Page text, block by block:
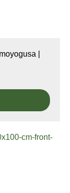
|